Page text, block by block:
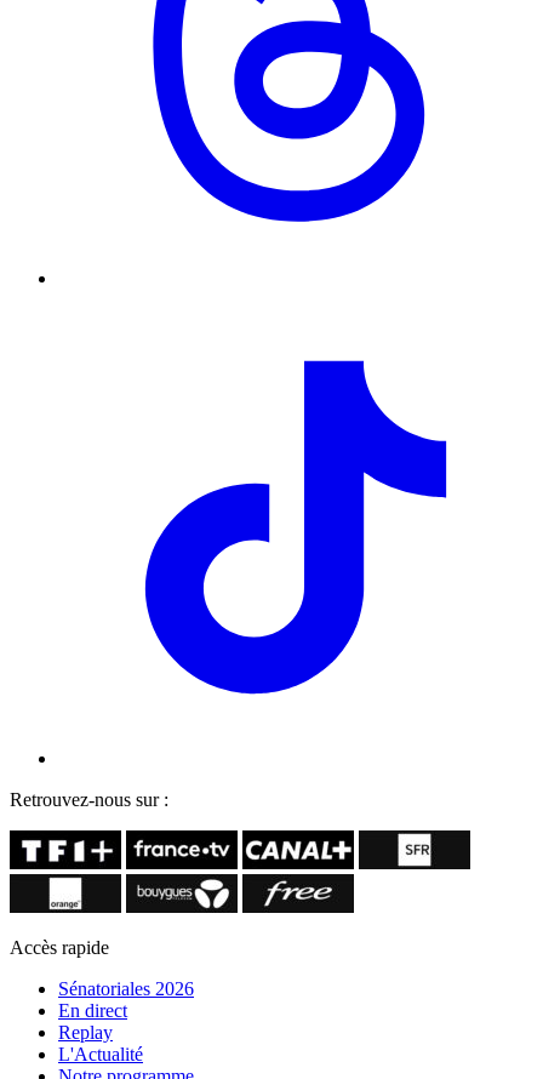
Retrouvez-nous sur :
Accès rapide
Sénatoriales 2026
En direct
Replay
L'Actualité